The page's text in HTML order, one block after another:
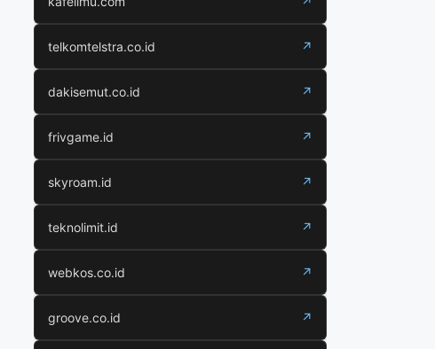
telkomtelstra.co.id ↗
dakisemut.co.id ↗
frivgame.id ↗
skyroam.id ↗
teknolimit.id ↗
webkos.co.id ↗
groove.co.id ↗